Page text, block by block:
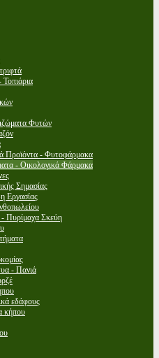
Φυτών
Προϊόντα - Φυτοφάρμακα
- Οικολογικά Φάρμακα
Σημασίας
Εργασίας
- Πυρίμαχα Σκεύη
- Πανιά
εδάφους
κήπου